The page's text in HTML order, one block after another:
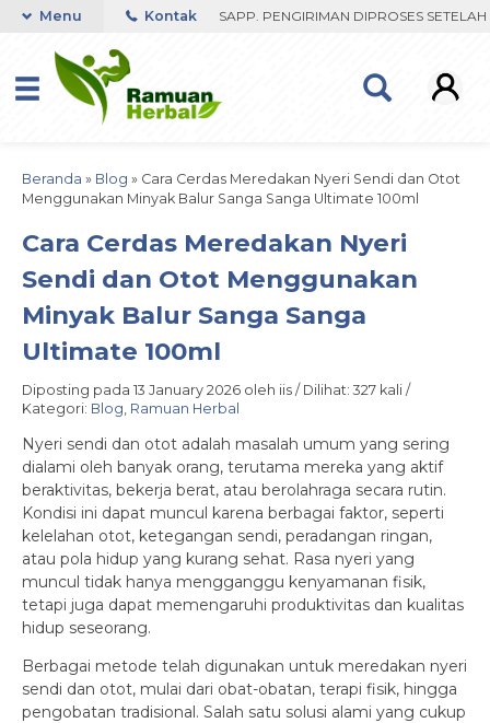
ORDER VIA WHATSAPP. PENGIRIMAN DIPROSES SETELAH
Menu Kontak
Beranda » Blog » Cara Cerdas Meredakan Nyeri Sendi dan Otot
Menggunakan Minyak Balur Sanga Sanga Ultimate 100ml
Cara Cerdas Meredakan Nyeri
Sendi dan Otot Menggunakan
Minyak Balur Sanga Sanga
Ultimate 100ml
Diposting pada 13 January 2026 oleh iis / Dilihat: 327 kali /
Kategori: Blog, Ramuan Herbal
Nyeri sendi dan otot adalah masalah umum yang sering
dialami oleh banyak orang, terutama mereka yang aktif
beraktivitas, bekerja berat, atau berolahraga secara rutin.
Kondisi ini dapat muncul karena berbagai faktor, seperti
kelelahan otot, ketegangan sendi, peradangan ringan,
atau pola hidup yang kurang sehat. Rasa nyeri yang
muncul tidak hanya mengganggu kenyamanan fisik,
tetapi juga dapat memengaruhi produktivitas dan kualitas
hidup seseorang.
Berbagai metode telah digunakan untuk meredakan nyeri
sendi dan otot, mulai dari obat-obatan, terapi fisik, hingga
pengobatan tradisional. Salah satu solusi alami yang cukup